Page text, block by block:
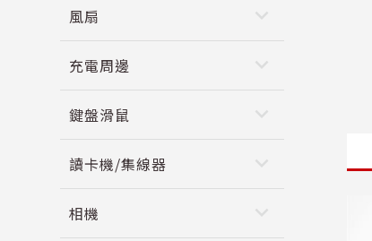
風扇 keyboard_arrow_down
充電周邊 keyboard_arrow_down
鍵盤滑鼠 keyboard_arrow_down
讀卡機/集線器 keyboard_arrow_down
相機 keyboard_arrow_down